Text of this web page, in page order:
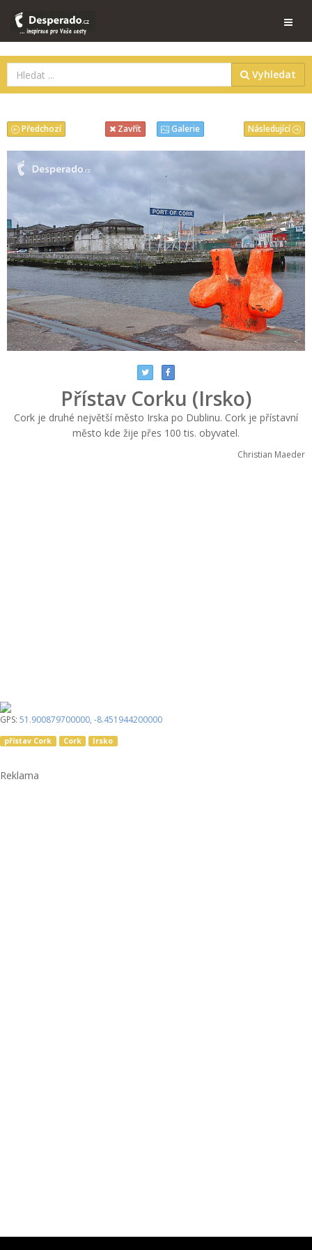
Vyhledat
Následující
Předchozí Zavřít Galerie
Přístav Corku (Irsko)
Cork je druhé největší město Irska po Dublinu. Cork je přístavní
město kde žije přes 100 tis. obyvatel.
Christian Maeder
GPS: 51.900879700000, -8.451944200000
přístav Cork Cork Irsko
Reklama